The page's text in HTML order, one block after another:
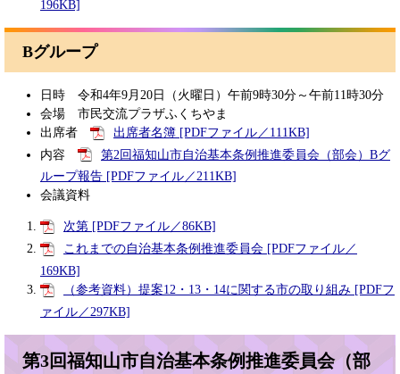
196KB]
Bグループ
日時 令和4年9月20日（火曜日）午前9時30分～午前11時30分
会場 市民交流プラザふくちやま
出席者
出席者名簿 [PDFファイル／111KB]
内容
第2回福知山市自治基本条例推進委員会（部会）Bグ
ループ報告 [PDFファイル／211KB]
会議資料
次第 [PDFファイル／86KB]
これまでの自治基本条例推進委員会 [PDFファイル／
169KB]
（参考資料）提案12・13・14に関する市の取り組み [PDFフ
ァイル／297KB]
第3回福知山市自治基本条例推進委員会（部